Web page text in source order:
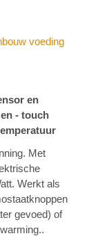
voeding
en
- touch
Met
Werkt als
gevoed) of